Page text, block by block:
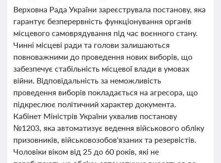
Верховна Рада України зареєструвала постанову, яка
гарантує безперервність функціонування органів
місцевого самоврядування під час воєнного стану.
Чинні місцеві ради та голови залишаються
повноважними до проведення нових виборів, що
забезпечує стабільність місцевої влади в умовах
війни. Відповідальність за неможливість
проведення виборів покладається на агресора, що
підкреслює політичний характер документа.
Кабінет Міністрів України ухвалив постанову
№1203, яка автоматизує ведення військового обліку
призовників, військовозобов'язаних та резервістів.
Чоловіки віком від 25 до 60 років, які не